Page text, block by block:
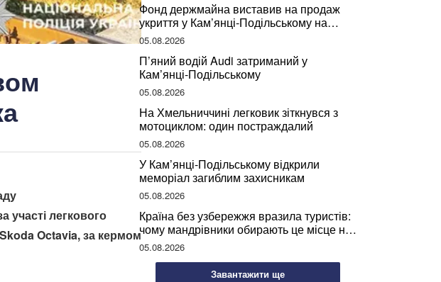
участі легкового
Octavia, за кермом
Фонд держмайна виставив на продаж
укриття у Кам’янці-Подільському на
Хмельниччині
05.08.2026
П’яний водій Audi затриманий у
Кам’янці-Подільському
05.08.2026
На Хмельниччині легковик зіткнувся з
мотоциклом: один постраждалий
05.08.2026
У Кам’янці-Подільському відкрили
меморіал загиблим захисникам
05.08.2026
Країна без узбережжя вразила туристів:
чому мандрівники обирають це місце на
відпочинок
05.08.2026
Завантажити ще